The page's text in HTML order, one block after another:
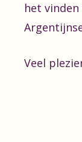
het
Veel